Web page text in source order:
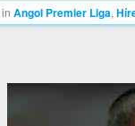
in Angol Premier Liga,